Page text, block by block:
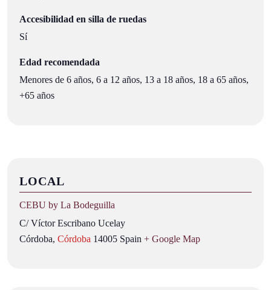
Accesibilidad en silla de ruedas
Sí
Edad recomendada
Menores de 6 años, 6 a 12 años, 13 a 18 años, 18 a 65 años,
+65 años
LOCAL
CEBU by La Bodeguilla
C/ Víctor Escribano Ucelay
Córdoba, Córdoba 14005 Spain + Google Map